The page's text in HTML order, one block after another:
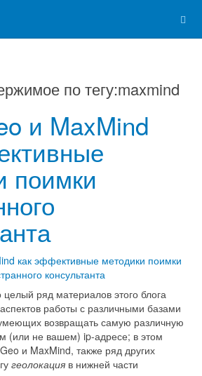
по тегу:maxmind
и MaxMind
поимки
целый ряд материалов этого блога
работы с различными базами
возвращать самую различную
не вашем) ip-адресе; в этом
и MaxMind, также ряд других
геолокация в нижней части